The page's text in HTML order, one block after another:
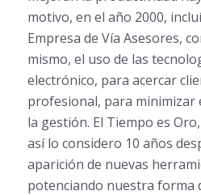
motivo, en el año 2000,
Empresa de Vía Asesores,
mismo, el uso de las
electrónico, para acercar
profesional, para minimizar
la gestión. El Tiempo es
así lo considero 10 años
aparición de nuevas
potenciando nuestra forma